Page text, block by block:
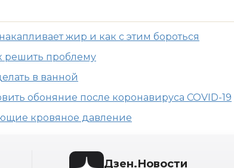
жир и как с этим бороться
решить проблему
в ванной
обоняние после коронавируса COVID-19
кровяное давление
Дзен.Новости